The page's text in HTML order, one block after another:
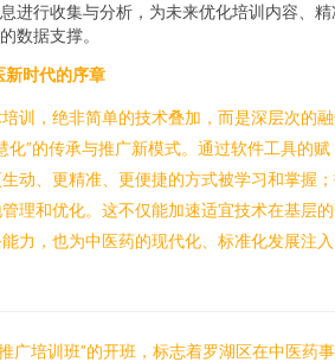
进行收集与分析，为未来优化培训内容、精
数据支撑。
新时代的序章
训，绝非简单的技术叠加，而是深层次的
化”的传承与推广新模式。通过软件工具的赋
动、更精准、更便捷的方式被学习和掌握
理和优化。这不仅能加速适宜技术在基层
力，也为中医药的现代化、标准化发展注
广培训班”的开班，标志着罗湖区在中医药